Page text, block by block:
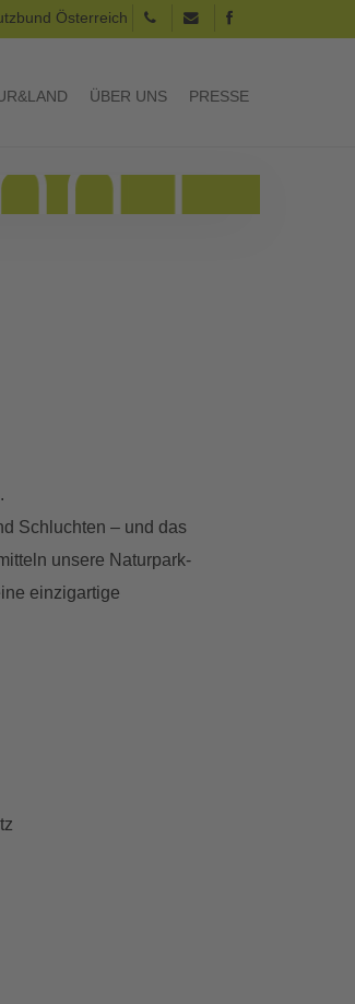
Österreich
ÜBER UNS PRESSE
Schluchten – und das
unsere Naturpark-
einzigartige